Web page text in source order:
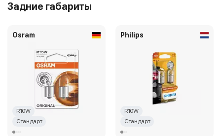
Задние габариты
Osram
R10W
Стандарт
Philips
R10W
Стандарт